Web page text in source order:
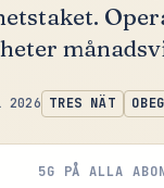
TRES NÄT
5G PÅ ALLA